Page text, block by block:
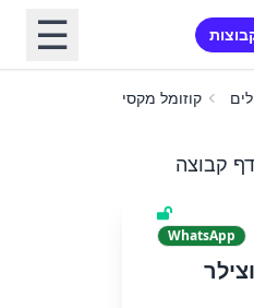
☰
קוזומל מקסיקו | מוצילר
קבוצה
WhatsApp